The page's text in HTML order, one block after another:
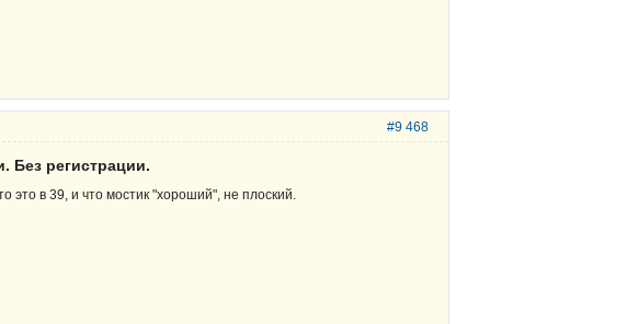
#9 468
Без регистрации.
это в 39, и что мостик "хороший", не плоский.